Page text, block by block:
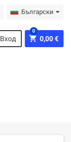
Български
Вход shopping_cart 0,00 €
0